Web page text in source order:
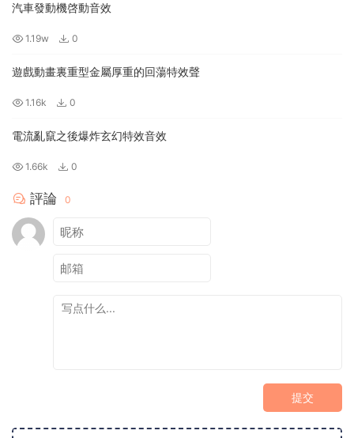
汽車發動機啓動音效
1.19w 0
遊戲動畫裏重型金屬厚重的回蕩特效聲
1.16k 0
電流亂竄之後爆炸玄幻特效音效
1.66k 0
評論 0
提交